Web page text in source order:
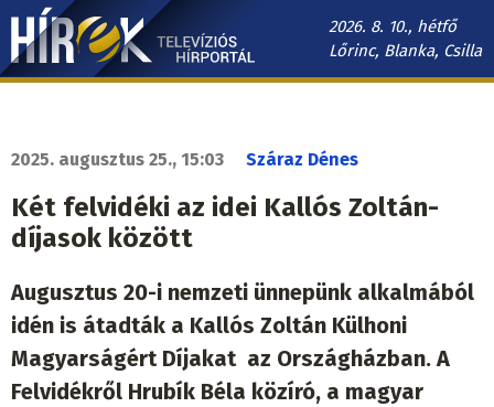
Ugrás
tartalomra
2026. 8. 10., hétfő
Lőrinc, Blanka, Csilla
Hírek.sk
2025. augusztus 25., 15:03 Száraz Dénes
Két felvidéki az idei Kallós Zoltán-
díjasok között
Augusztus 20-i nemzeti ünnepünk alkalmából
idén is átadták a Kallós Zoltán Külhoni
Magyarságért Díjakat az Országházban. A
Felvidékről Hrubík Béla közíró, a magyar